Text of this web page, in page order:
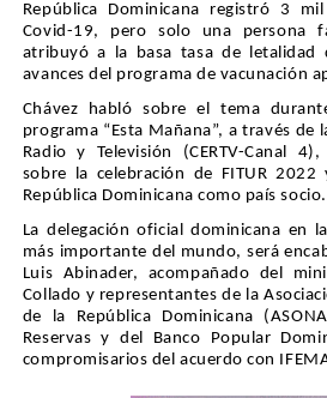
República Dominicana registró 3
Covid-19, pero solo una persona
atribuyó a la basa tasa de letalidad
avances del programa de vacunación
Chávez habló sobre el tema
programa “Esta Mañana”, a través de
Radio y Televisión (CERTV-Canal
sobre la celebración de FITUR
República Dominicana como país socio.
La delegación oficial dominicana en
más importante del mundo, será
Luis Abinader, acompañado del
Collado y representantes de la
de la República Dominicana
Reservas y del Banco Popular
compromisarios del acuerdo con